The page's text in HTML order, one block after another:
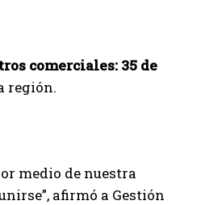
comerciales: 35 de
región.
medio de nuestra
afirmó a Gestión